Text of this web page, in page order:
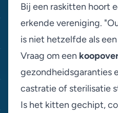
Bij een raskitten hoort
erkende vereniging.
is niet hetzelfde als
Vraag om een
gezondheidsgaranties
castratie of sterilisatie
Is het kitten gechipt,